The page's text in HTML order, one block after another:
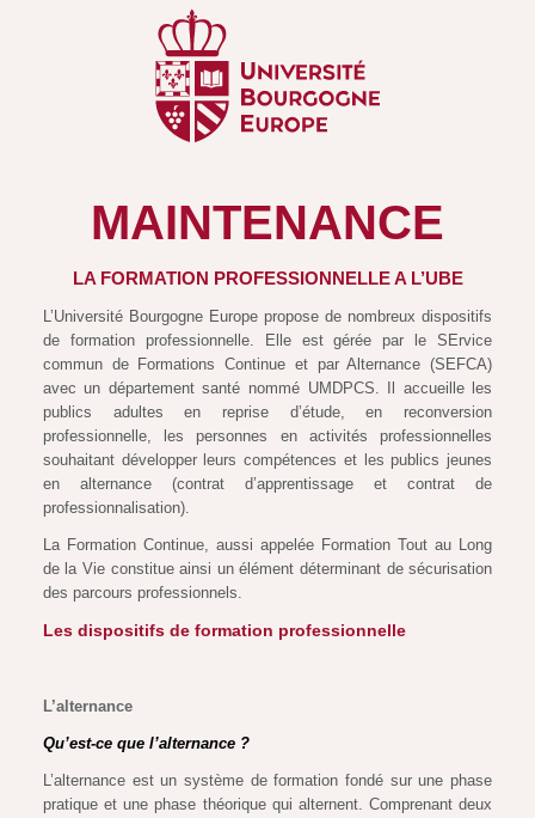
MAINTENANCE
LA FORMATION PROFESSIONNELLE A L’UBE
L’Université Bourgogne Europe propose de nombreux dispositifs
de formation professionnelle. Elle est gérée par le SErvice
commun de Formations Continue et par Alternance (SEFCA)
avec un département santé nommé UMDPCS. Il accueille les
publics adultes en reprise d’étude, en reconversion
professionnelle, les personnes en activités professionnelles
souhaitant développer leurs compétences et les publics jeunes
en alternance (contrat d’apprentissage et contrat de
professionnalisation).
La Formation Continue, aussi appelée Formation Tout au Long
de la Vie constitue ainsi un élément déterminant de sécurisation
des parcours professionnels.
Les dispositifs de formation professionnelle
L’alternance
Qu’est-ce que l’alternance ?
L’alternance est un système de formation fondé sur une phase
pratique et une phase théorique qui alternent. Comprenant deux